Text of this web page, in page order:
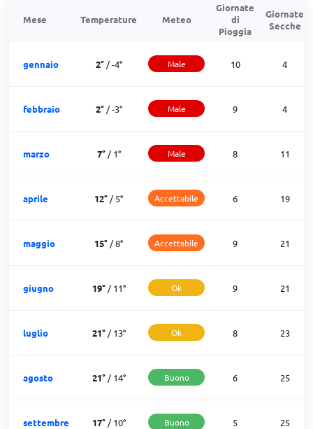
Mese Temperature Meteo
Giornate
di
Pioggia
Giornate
Secche
gennaio 2°/-4° Male 10 4
febbraio 2°/-3° Male 9 4
marzo 7°/1° Male 8 11
aprile 12° /5° Accettabile 6 19
maggio 15° /8° Accettabile 9 21
giugno 19°/11° Ok 9 21
luglio 21°/13° Ok 8 23
agosto 21°/14° Buono 6 25
settembre 17°/10° Buono 5 25